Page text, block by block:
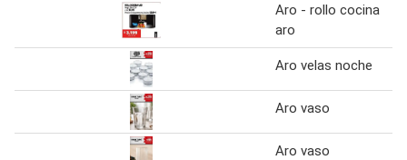
Aro - rollo cocina
aro
Aro velas noche
Aro vaso
Aro vaso